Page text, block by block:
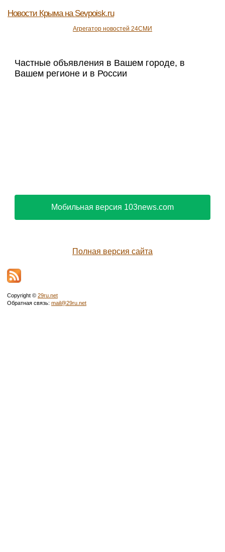
Новости Крыма на Sevpoisk.ru
Агрегатор новостей 24СМИ
Частные объявления в Вашем городе, в
Вашем регионе и в России
Мобильная версия 103news.com
Полная версия сайта
Copyright © 29ru.net
Обратная связь: mail@29ru.net